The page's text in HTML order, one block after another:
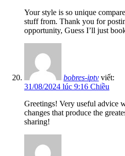
Your style is so unique
stuff from. Thank you for
opportunity, Guess I’ll just
bobres-iptv viết:
31/08/2024 lúc 9:16 Chiều
Greetings! Very useful advice
changes that produce the
sharing!